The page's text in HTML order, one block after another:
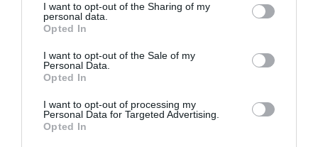
I want to opt-out of the Sharing of my
personal data.
Opted In
I want to opt-out of the Sale of my
Personal Data.
Opted In
I want to opt-out of processing my
Personal Data for Targeted Advertising.
Opted In
Δανάη Δάσκαγια το έργο με τίτλο 1000 τρόποι να
στύψεις ένα λεμόνι, εκδόσεις
Κρατικό Βραβείο Βιβλίου Γνώσεων για παιδιά
απονέμεται κατά πλειοψηφία στη
Ντεκάστρο
για το έργο με τίτλο
άνθρωποι, (εικονογράφησηΧαρά Μαραντίδου),
εκδόσειςΚαλειδοσκόπιο